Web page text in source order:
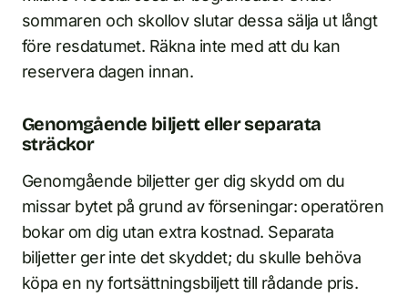
sommaren och skollov slutar dessa sälja ut långt
före resdatumet. Räkna inte med att du kan
reservera dagen innan.
Genomgående biljett eller separata
sträckor
Genomgående biljetter ger dig skydd om du
missar bytet på grund av förseningar: operatören
bokar om dig utan extra kostnad. Separata
biljetter ger inte det skyddet; du skulle behöva
köpa en ny fortsättningsbiljett till rådande pris.